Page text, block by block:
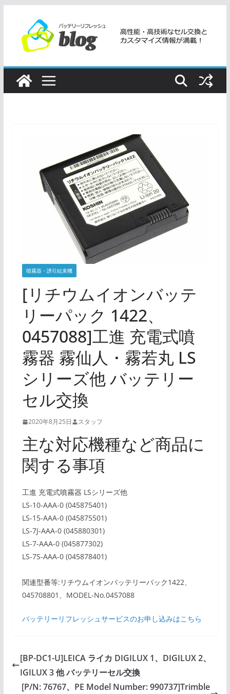
ツ
噴霧器・誘引結束機
[リチウムイオンバッテ
リーパック 1422、
0457088]工進 充電式噴
霧器 霧仙人・霧若丸 LS
シリーズ他 バッテリー
セル交換
2020年8月25日 スタッフ
主な対応機種など商品に
関する事項
工進 充電式噴霧器 LSシリーズ他
LS-10-AAA-0 (045875401)
LS-15-AAA-0 (045875501)
LS-7J-AAA-0 (045880301)
LS-7-AAA-0 (045877302)
LS-7S-AAA-0 (045878401)
関連型番等:リチウムイオンバッテリーパック1422、
045708801、MODEL-No.0457088
バッテリーリフレッシュサービスのお申し込みはこちら
[BP-DC1-U]LEICA ライカ DIGILUX 1、DIGILUX 2、
IGILUX 3 他 バッテリーセル交換
[P/N: 76767、PE Model Number: 990737]Trimble